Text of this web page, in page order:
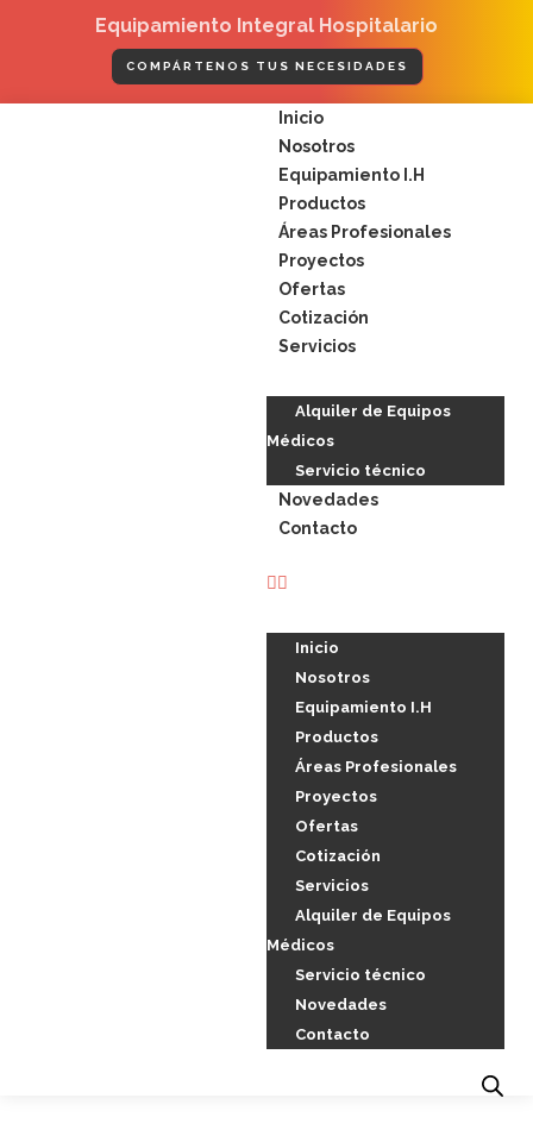
Equipamiento Integral Hospitalario
COMPÁRTENOS TUS NECESIDADES
Inicio
Nosotros
Equipamiento I.H
Productos
Áreas Profesionales
Proyectos
Ofertas
Cotización
Servicios
Alquiler de Equipos
Médicos
Servicio técnico
Novedades
Contacto
Menú
Inicio
Nosotros
Equipamiento I.H
Productos
Áreas Profesionales
Proyectos
Ofertas
Cotización
Servicios
Alquiler de Equipos
Médicos
Servicio técnico
Novedades
Contacto